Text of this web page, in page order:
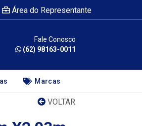
Área do Representante
Fale Conosco
(62) 98163-0011
Marcas
VOLTAR